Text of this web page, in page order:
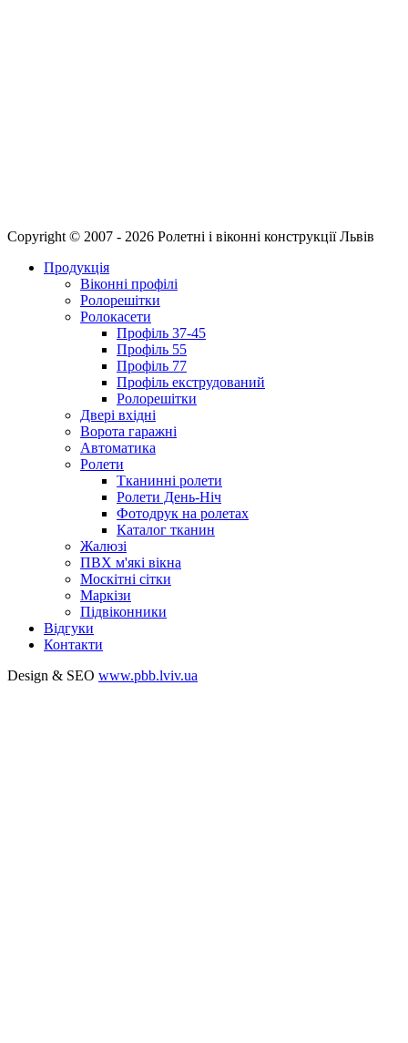
Copyright © 2007 - 2026 Ролетні і віконні конструкції Львів
Продукція
Віконні профілі
Ролорешітки
Ролокасети
Профіль 37-45
Профіль 55
Профіль 77
Профіль екструдований
Ролорешітки
Двері вхідні
Ворота гаражні
Автоматика
Ролети
Тканинні ролети
Ролети День-Ніч
Фотодрук на ролетах
Каталог тканин
Жалюзі
ПВХ м'які вікна
Москітні сітки
Маркізи
Підвіконники
Відгуки
Контакти
Design & SEO www.pbb.lviv.ua